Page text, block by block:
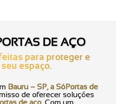
DE AÇO
para proteger e
espaço.
Bauru – SP, a SóPortas de
de oferecer soluções
de aço. Com um